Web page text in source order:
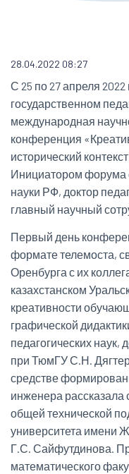
28.04.2022 08:27
С 25 по 27 апреля
государственном
международная
конференция
исторический
Инициатором форума
науки РФ, доктор
главный научный
Первый день
формате телемоста,
Оренбурга с их
казахстанском
креативности
графической
педагогических наук,
при ТюмГУ С.Н.
средстве
инженера рассказала
общей технической
университета имени
Г.С. Сайфутдинова.
математического